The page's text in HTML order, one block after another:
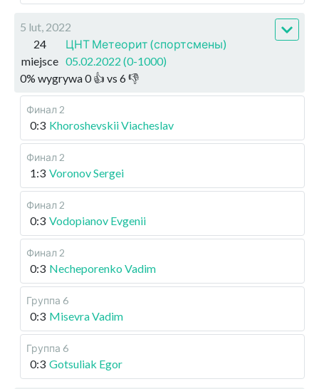
5 lut, 2022
24
miejsce
ЦНТ Метеорит (спортсмены)
05.02.2022 (0-1000)
0% wygrywa0👍 vs 6👎
Финал 2
0:3 Khoroshevskii Viacheslav
Финал 2
1:3 Voronov Sergei
Финал 2
0:3 Vodopianov Evgenii
Финал 2
0:3 Necheporenko Vadim
Группа 6
0:3 Misevra Vadim
Группа 6
0:3 Gotsuliak Egor